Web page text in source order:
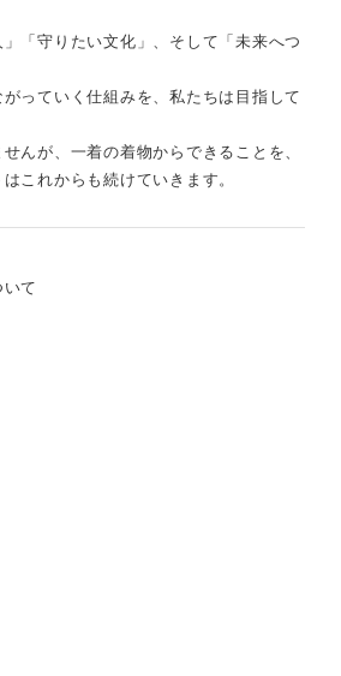
」「守りたい文化」、そして「未来へつ
っていく仕組みを、私たちは目指して
んが、一着の着物からできることを、
これからも続けていきます。
て